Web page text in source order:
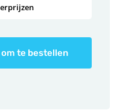
om te bestellen